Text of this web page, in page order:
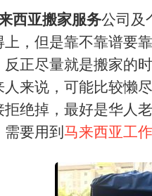
西亚搬家服务公司及
，但是靠不靠谱要
反正尽量就是搬家的
来说，可能比较懒
绝掉，最好是华人
要用到 马来西亚工